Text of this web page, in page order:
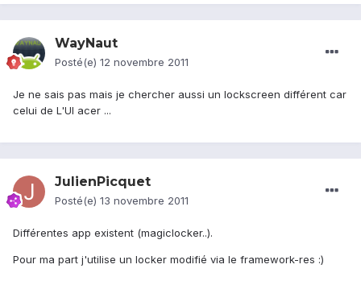
WayNaut
Posté(e) 12 novembre 2011
Je ne sais pas mais je chercher aussi un lockscreen différent car
celui de L'UI acer ...
JulienPicquet
Posté(e) 13 novembre 2011
Différentes app existent (magiclocker..).
Pour ma part j'utilise un locker modifié via le framework-res :)